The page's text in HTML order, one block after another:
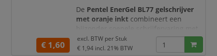
De Pentel EnerGel BL77 gelschrijver
met oranje inkt combineert een
bijzonder soepele schrijfervaring met
een korte droogtijd. De originele
EnerGel-inkt vloeit gelijkmatig over het
€ 1,60
excl. BTW per Stuk
€ 1,94 incl. 21% BTW